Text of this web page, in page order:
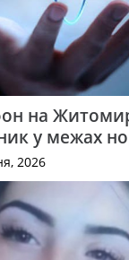
на
у межах
2026